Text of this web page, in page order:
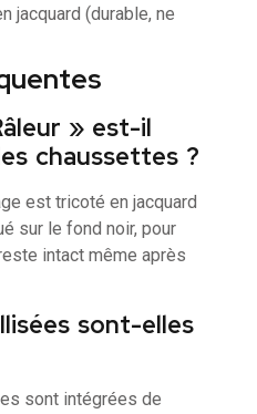
jacquard (durable, ne
» est-il
chaussettes ?
est tricoté en jacquard
sur le fond noir, pour
intact même après
sont-elles
sont intégrées de